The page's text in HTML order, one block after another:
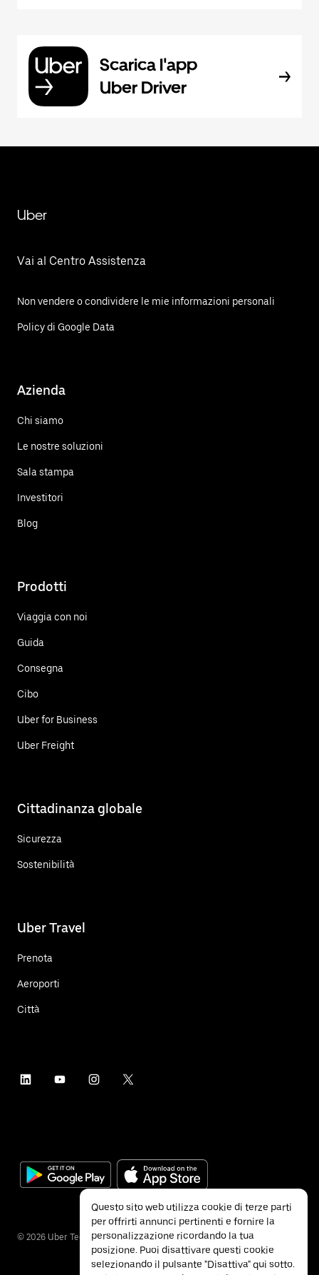
Scarica l'app
Uber Driver
Uber
Vai al Centro Assistenza
Non vendere o condividere le mie informazioni personali
Policy di Google Data
Azienda
Chi siamo
Le nostre soluzioni
Sala stampa
Investitori
Blog
Prodotti
Viaggia con noi
Guida
Consegna
Cibo
Uber for Business
Uber Freight
Cittadinanza globale
Sicurezza
Sostenibilità
Uber Travel
Prenota
Aeroporti
Città
© 2026 Uber Technologies Inc.
Questo sito web utilizza cookie di terze parti
per offrirti annunci pertinenti e fornire la
personalizzazione ricordando la tua
posizione. Puoi disattivare questi cookie
selezionando il pulsante "Disattiva" qui sotto.